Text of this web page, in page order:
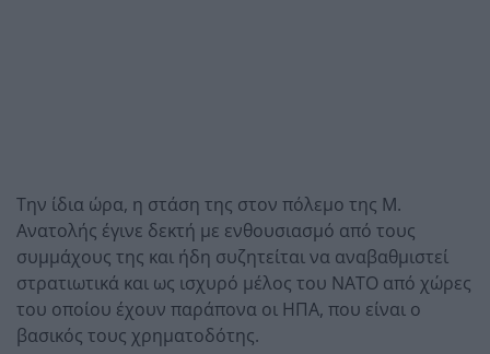
Την ίδια ώρα, η στάση της στον πόλεμο της Μ.
Ανατολής έγινε δεκτή με ενθουσιασμό από τους
συμμάχους της και ήδη συζητείται να αναβαθμιστεί
στρατιωτικά και ως ισχυρό μέλος του ΝΑΤΟ από χώρες
του οποίου έχουν παράπονα οι ΗΠΑ, που είναι ο
βασικός τους χρηματοδότης.